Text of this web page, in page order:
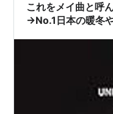
これをメイ曲と呼
→No.1日本の暖冬